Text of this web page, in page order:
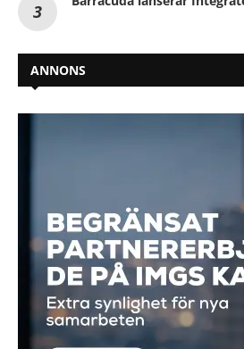
ANNONS